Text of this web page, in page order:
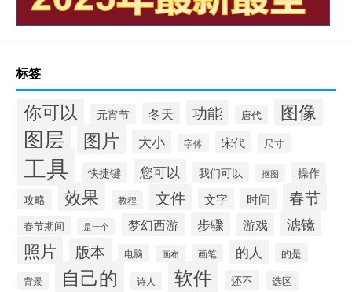
标签
你可以 元宵节 冬天 功能 唐代 图像
图层 图片 大小 字体 宋代 尺寸
工具 快捷键 您可以 我们可以 抠图
操作
攻略
效果 教程 文件 文字 时间 春节
春节期间 是一个 梦幻西游 步骤 游戏 滤镜
照片 版本 电脑 画布 画笔 的人 的是
背景 自己的 诗人 软件 还不 选区